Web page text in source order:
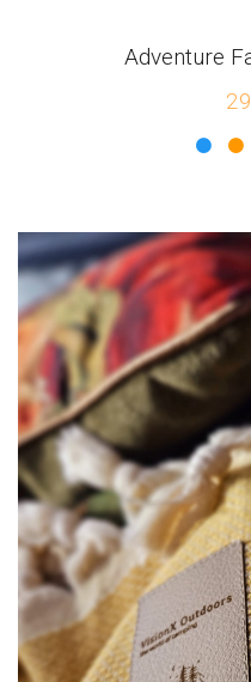
Adventure